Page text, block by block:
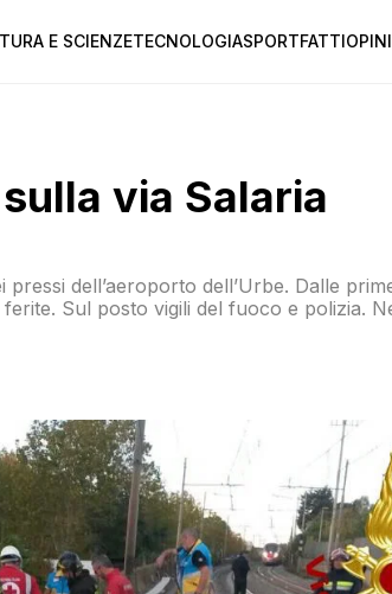
E SCIENZETECNOLOGIASPORTFATTI
via Salaria
dell’aeroporto dell’Urbe. Dalle
Sul posto vigili del fuoco e polizia.